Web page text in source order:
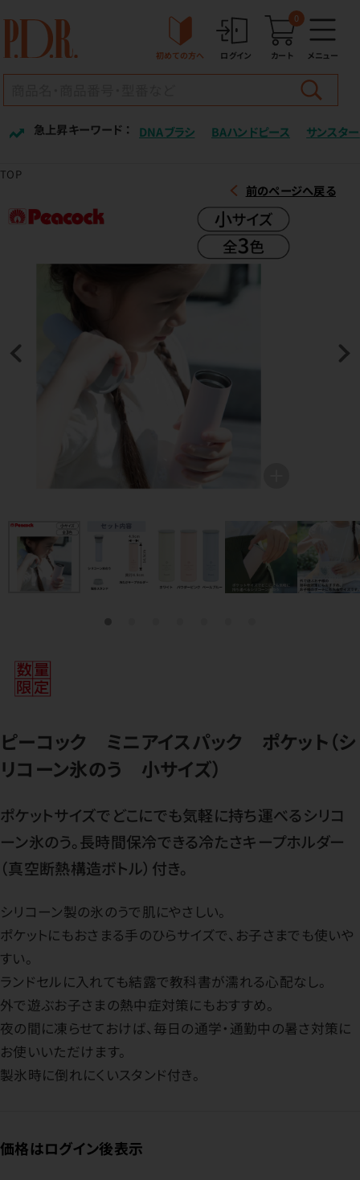
初めての方へ ログイン カート
0
メニュー
急上昇キーワード ： DNAブラシ BAハンドピース サンスター
TOP
前のページへ戻る
ピーコック ミニアイスパック ポケット（シ
リコーン氷のう 小サイズ）
ポケットサイズでどこにでも気軽に持ち運べるシリコ
ーン氷のう。長時間保冷できる冷たさキープホルダー
（真空断熱構造ボトル）付き。
シリコーン製の氷のうで肌にやさしい。
ポケットにもおさまる手のひらサイズで、お子さまでも使いや
すい。
ランドセルに入れても結露で教科書が濡れる心配なし。
外で遊ぶお子さまの熱中症対策にもおすすめ。
夜の間に凍らせておけば、毎日の通学・通勤中の暑さ対策に
お使いいただけます。
製氷時に倒れにくいスタンド付き。
価格はログイン後表示